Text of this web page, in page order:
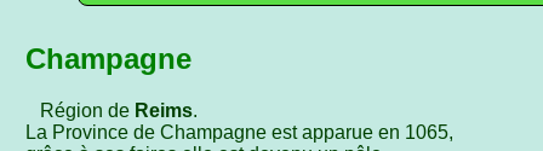
Champagne
Région de Reims.
La Province de Champagne est apparue en 1065,